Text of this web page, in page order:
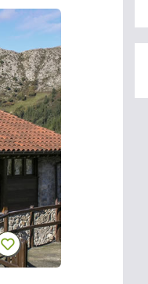
Casa de
Quintana
Sinariega